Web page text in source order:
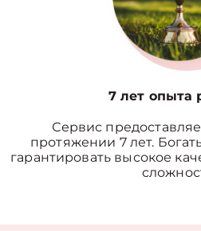
7 лет опыта
Сервис
протяжении 7 лет.
гарантировать высокое